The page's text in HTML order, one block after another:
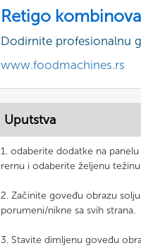
Retigo
Dodirnite profesionalnu
www.foodmachines.rs
Uputstva
1. odaberite dodatke na
rernu i odaberite željenu
2. Začinite goveđu obrazu
porumeni/nikne sa svih strana.
3. Stavite dimljenu goveđu